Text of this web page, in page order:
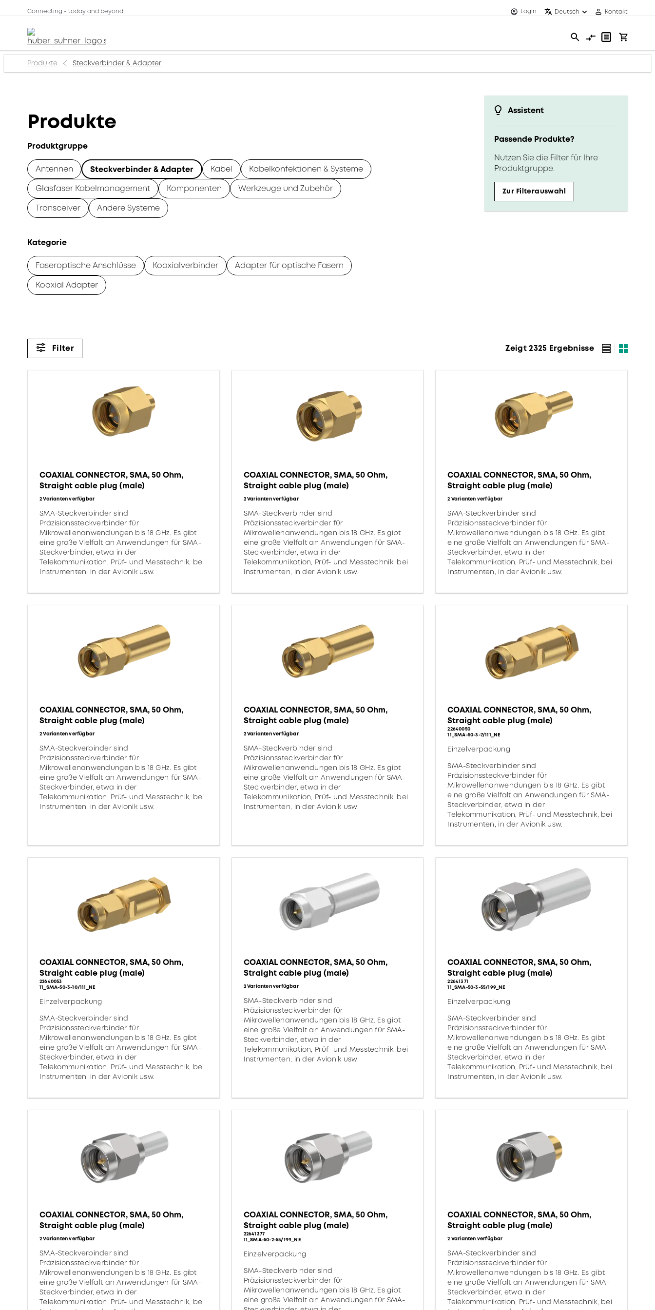
Connecting - today and beyond Login Deutsch Kontakt
Produkte Steckverbinder & Adapter
Assistent
Passende Produkte?
Nutzen Sie die Filter für Ihre
Produktgruppe.
Zur Filterauswahl
Produkte
Produktgruppe
Antennen Steckverbinder & Adapter Kabel
Kabelkonfektionen & Systeme
Glasfaser Kabelmanagement
Komponenten
Werkzeuge und Zubehör
Transceiver
Andere Systeme
Kategorie
Faseroptische Anschlüsse Koaxialverbinder
Adapter für optische Fasern
Koaxial Adapter
Filter Zeigt 2325 Ergebnisse
COAXIAL CONNECTOR, SMA, 50 Ohm,
Straight cable plug (male)
2 Varianten verfügbar
SMA-Steckverbinder sind
Präzisionssteckverbinder für
Mikrowellenanwendungen bis 18 GHz. Es gibt
eine große Vielfalt an Anwendungen für SMA-
Steckverbinder, etwa in der
Telekommunikation, Prüf- und Messtechnik, bei
Instrumenten, in der Avionik usw.
COAXIAL CONNECTOR, SMA, 50 Ohm,
Straight cable plug (male)
2 Varianten verfügbar
SMA-Steckverbinder sind
Präzisionssteckverbinder für
Mikrowellenanwendungen bis 18 GHz. Es gibt
eine große Vielfalt an Anwendungen für SMA-
Steckverbinder, etwa in der
Telekommunikation, Prüf- und Messtechnik, bei
Instrumenten, in der Avionik usw.
COAXIAL CONNECTOR, SMA, 50 Ohm,
Straight cable plug (male)
2 Varianten verfügbar
SMA-Steckverbinder sind
Präzisionssteckverbinder für
Mikrowellenanwendungen bis 18 GHz. Es gibt
eine große Vielfalt an Anwendungen für SMA-
Steckverbinder, etwa in der
Telekommunikation, Prüf- und Messtechnik, bei
Instrumenten, in der Avionik usw.
COAXIAL CONNECTOR, SMA, 50 Ohm,
Straight cable plug (male)
2 Varianten verfügbar
SMA-Steckverbinder sind
Präzisionssteckverbinder für
Mikrowellenanwendungen bis 18 GHz. Es gibt
eine große Vielfalt an Anwendungen für SMA-
Steckverbinder, etwa in der
Telekommunikation, Prüf- und Messtechnik, bei
Instrumenten, in der Avionik usw.
COAXIAL CONNECTOR, SMA, 50 Ohm,
Straight cable plug (male)
2 Varianten verfügbar
SMA-Steckverbinder sind
Präzisionssteckverbinder für
Mikrowellenanwendungen bis 18 GHz. Es gibt
eine große Vielfalt an Anwendungen für SMA-
Steckverbinder, etwa in der
Telekommunikation, Prüf- und Messtechnik, bei
Instrumenten, in der Avionik usw.
COAXIAL CONNECTOR, SMA, 50 Ohm,
Straight cable plug (male)
22640050
11_SMA-50-3-7/111_NE
Einzelverpackung
SMA-Steckverbinder sind
Präzisionssteckverbinder für
Mikrowellenanwendungen bis 18 GHz. Es gibt
eine große Vielfalt an Anwendungen für SMA-
Steckverbinder, etwa in der
Telekommunikation, Prüf- und Messtechnik, bei
Instrumenten, in der Avionik usw.
COAXIAL CONNECTOR, SMA, 50 Ohm,
Straight cable plug (male)
22640053
11_SMA-50-3-10/111_NE
Einzelverpackung
SMA-Steckverbinder sind
Präzisionssteckverbinder für
Mikrowellenanwendungen bis 18 GHz. Es gibt
eine große Vielfalt an Anwendungen für SMA-
Steckverbinder, etwa in der
Telekommunikation, Prüf- und Messtechnik, bei
Instrumenten, in der Avionik usw.
COAXIAL CONNECTOR, SMA, 50 Ohm,
Straight cable plug (male)
2 Varianten verfügbar
SMA-Steckverbinder sind
Präzisionssteckverbinder für
Mikrowellenanwendungen bis 18 GHz. Es gibt
eine große Vielfalt an Anwendungen für SMA-
Steckverbinder, etwa in der
Telekommunikation, Prüf- und Messtechnik, bei
Instrumenten, in der Avionik usw.
COAXIAL CONNECTOR, SMA, 50 Ohm,
Straight cable plug (male)
22641371
11_SMA-50-3-55/199_NE
Einzelverpackung
SMA-Steckverbinder sind
Präzisionssteckverbinder für
Mikrowellenanwendungen bis 18 GHz. Es gibt
eine große Vielfalt an Anwendungen für SMA-
Steckverbinder, etwa in der
Telekommunikation, Prüf- und Messtechnik, bei
Instrumenten, in der Avionik usw.
COAXIAL CONNECTOR, SMA, 50 Ohm,
Straight cable plug (male)
2 Varianten verfügbar
SMA-Steckverbinder sind
Präzisionssteckverbinder für
Mikrowellenanwendungen bis 18 GHz. Es gibt
eine große Vielfalt an Anwendungen für SMA-
Steckverbinder, etwa in der
Telekommunikation, Prüf- und Messtechnik, bei
COAXIAL CONNECTOR, SMA, 50 Ohm,
Straight cable plug (male)
22641377
11_SMA-50-2-55/199_NE
Einzelverpackung
SMA-Steckverbinder sind
Präzisionssteckverbinder für
Mikrowellenanwendungen bis 18 GHz. Es gibt
eine große Vielfalt an Anwendungen für SMA-
COAXIAL CONNECTOR, SMA, 50 Ohm,
Straight cable plug (male)
2 Varianten verfügbar
SMA-Steckverbinder sind
Präzisionssteckverbinder für
Mikrowellenanwendungen bis 18 GHz. Es gibt
eine große Vielfalt an Anwendungen für SMA-
Steckverbinder, etwa in der
Telekommunikation, Prüf- und Messtechnik, bei